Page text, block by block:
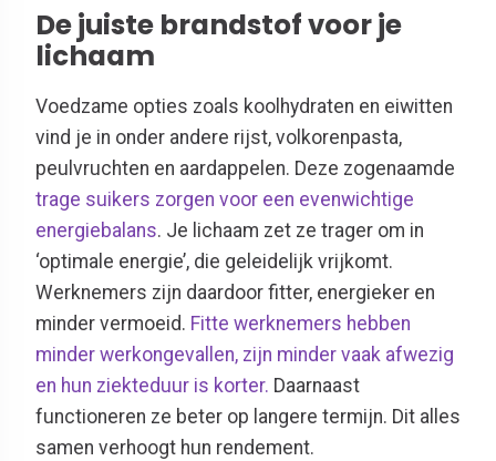
De juiste brandstof voor je
lichaam
Voedzame opties zoals koolhydraten en eiwitten
vind je in onder andere rijst, volkorenpasta,
peulvruchten en aardappelen. Deze zogenaamde
trage suikers zorgen voor een evenwichtige
energiebalans. Je lichaam zet ze trager om in
‘optimale energie’, die geleidelijk vrijkomt.
Werknemers zijn daardoor fitter, energieker en
minder vermoeid. Fitte werknemers hebben
minder werkongevallen, zijn minder vaak afwezig
en hun ziekteduur is korter. Daarnaast
functioneren ze beter op langere termijn. Dit alles
samen verhoogt hun rendement.